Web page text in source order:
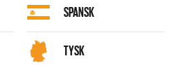
SPANSK
TYSK